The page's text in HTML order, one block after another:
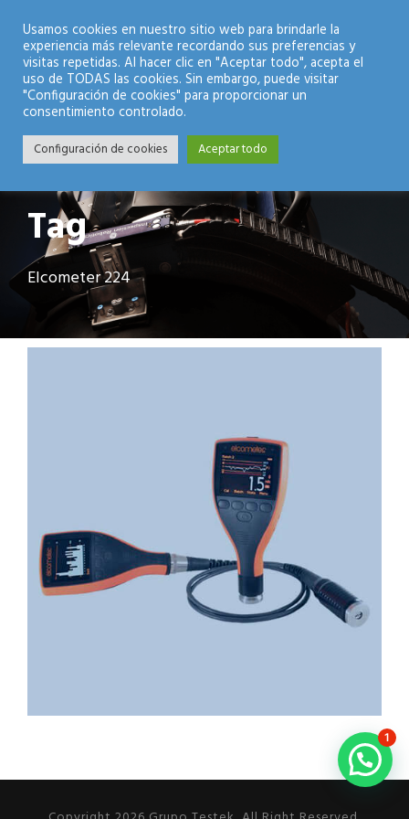
Modo Nocturno
Tag
Elcometer 224
Usamos cookies en nuestro sitio web para brindarle la
experiencia más relevante recordando sus preferencias y
visitas repetidas. Al hacer clic en "Aceptar todo", acepta el
uso de TODAS las cookies. Sin embargo, puede visitar
"Configuración de cookies" para proporcionar un
consentimiento controlado.
Configuración de cookies Aceptar todo
1